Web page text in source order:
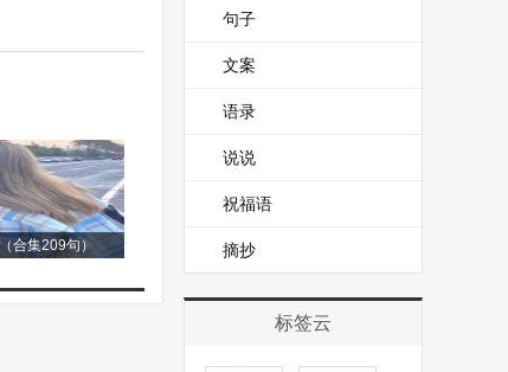
着兴奋的光
只小老鼠或
准的动作让
大的平衡感
，甚至有专
合集209句）
句子
文案
语录
说说
祝福语
摘抄
标签云